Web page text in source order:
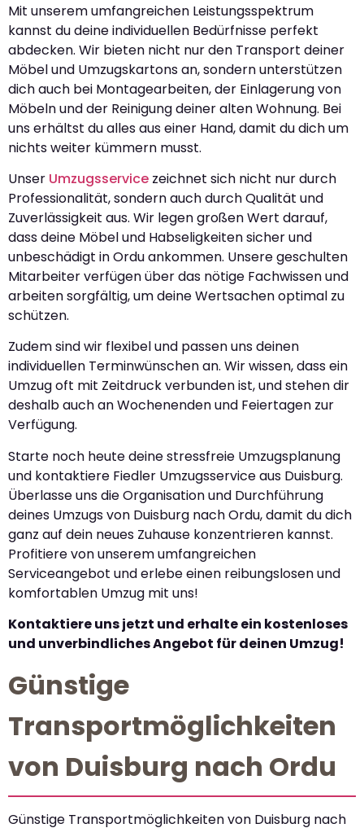
Mit unserem umfangreichen Leistungsspektrum
kannst du deine individuellen Bedürfnisse perfekt
abdecken. Wir bieten nicht nur den Transport deiner
Möbel und Umzugskartons an, sondern unterstützen
dich auch bei Montagearbeiten, der Einlagerung von
Möbeln und der Reinigung deiner alten Wohnung. Bei
uns erhältst du alles aus einer Hand, damit du dich um
nichts weiter kümmern musst.
Unser Umzugsservice zeichnet sich nicht nur durch
Professionalität, sondern auch durch Qualität und
Zuverlässigkeit aus. Wir legen großen Wert darauf,
dass deine Möbel und Habseligkeiten sicher und
unbeschädigt in Ordu ankommen. Unsere geschulten
Mitarbeiter verfügen über das nötige Fachwissen und
arbeiten sorgfältig, um deine Wertsachen optimal zu
schützen.
Zudem sind wir flexibel und passen uns deinen
individuellen Terminwünschen an. Wir wissen, dass ein
Umzug oft mit Zeitdruck verbunden ist, und stehen dir
deshalb auch an Wochenenden und Feiertagen zur
Verfügung.
Starte noch heute deine stressfreie Umzugsplanung
und kontaktiere Fiedler Umzugsservice aus Duisburg.
Überlasse uns die Organisation und Durchführung
deines Umzugs von Duisburg nach Ordu, damit du dich
ganz auf dein neues Zuhause konzentrieren kannst.
Profitiere von unserem umfangreichen
Serviceangebot und erlebe einen reibungslosen und
komfortablen Umzug mit uns!
Kontaktiere uns jetzt und erhalte ein kostenloses
und unverbindliches Angebot für deinen Umzug!
Günstige
Transportmöglichkeiten
von Duisburg nach Ordu
Günstige Transportmöglichkeiten von Duisburg nach